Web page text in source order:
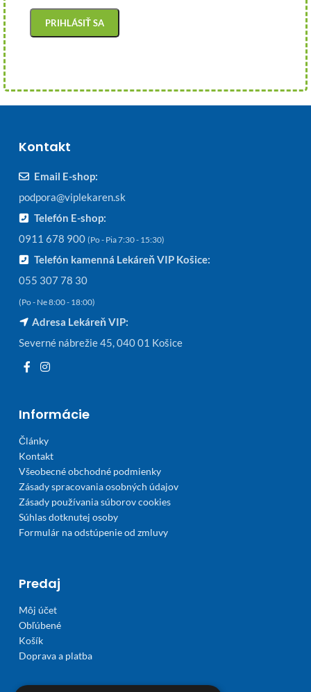
Kontakt
Email E-shop:
podpora@viplekaren.sk
Telefón E-shop:
0911 678 900 (Po - Pia 7:30 - 15:30)
Telefón kamenná Lekáreň VIP Košice:
055 307 78 30
(Po - Ne 8:00 - 18:00)
Adresa Lekáreň VIP:
Severné nábrežie 45, 040 01 Košice
Informácie
Články
Kontakt
Všeobecné obchodné podmienky
Zásady spracovania osobných údajov
Zásady používania súborov cookies
Súhlas dotknutej osoby
Formulár na odstúpenie od zmluvy
Predaj
Môj účet
Obľúbené
Košík
Doprava a platba